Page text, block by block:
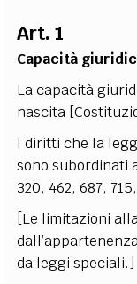
CODICI RUBRICHE
Art. 1
Capacità
La capacità
nascita
I diritti che la
sono subordinati
320, 462, 687,
[Le limitazioni
da leggi speciali.]